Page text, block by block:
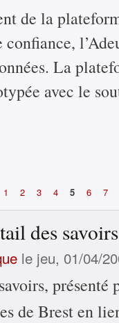
de la
La
avec le
1 2 3 4 5 6 7
des
le jeu, 01/04/
présenté
de Brest en